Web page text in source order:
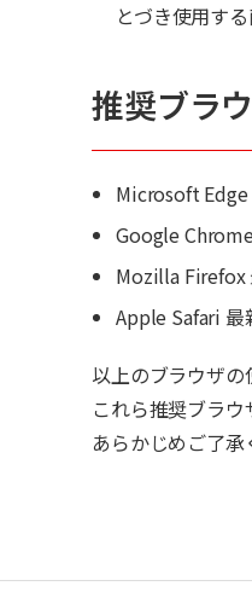
とづき使用す
推奨ブラ
Microsoft
Google
Mozilla Firefox
Apple Safari 最
以上のブラウザの
これら推奨ブラ
あらかじめご了承